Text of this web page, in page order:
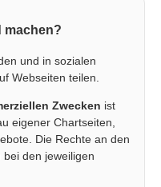
machen?
und in sozialen
Webseiten teilen.
Zwecken ist
eigener Chartseiten,
Die Rechte an den
den jeweiligen